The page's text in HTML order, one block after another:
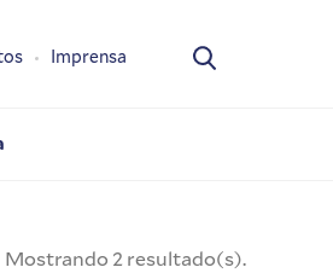
Imprensa
Mostrando 2 resultado(s).